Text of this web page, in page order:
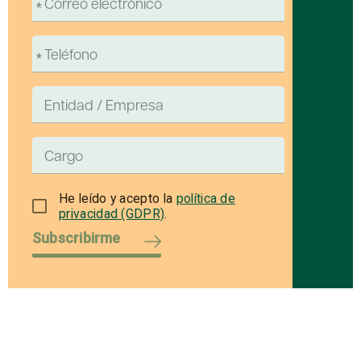
He leído y acepto la política de
privacidad (GDPR).
Subscribirme